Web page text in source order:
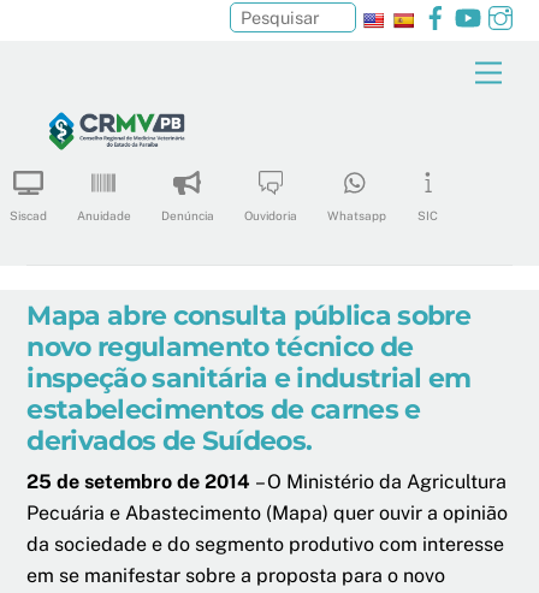
content
Facebook
Siscad Anuidade Denúncia Ouvidoria Whatsapp SIC
Pesquisar
Mapa abre consulta pública sobre
novo regulamento técnico de
inspeção sanitária e industrial em
estabelecimentos de carnes e
derivados de Suídeos.
25 de setembro de 2014 – O Ministério da Agricultura
Pecuária e Abastecimento (Mapa) quer ouvir a opinião
da sociedade e do segmento produtivo com interesse
em se manifestar sobre a proposta para o novo